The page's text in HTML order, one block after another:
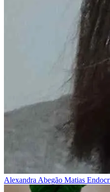
Alexandra Abegão Matias